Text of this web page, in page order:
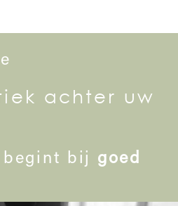
achter uw
begint bij goed